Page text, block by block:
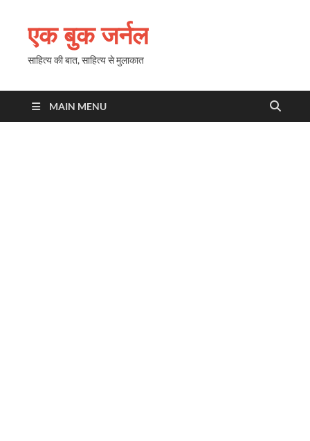
एक बुक जर्नल
साहित्य की बात, साहित्य से मुलाकात
MAIN MENU